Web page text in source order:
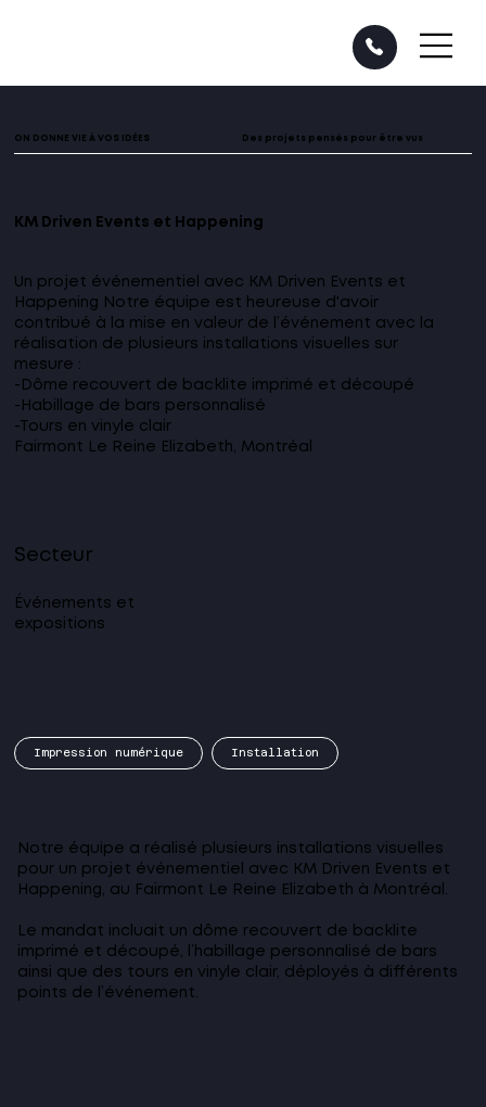
ON DONNE VIE À VOS IDÉES Des projets pensés pour être vus
KM Driven Events et Happening
Un projet événementiel avec KM Driven Events et
Happening Notre équipe est heureuse d'avoir
contribué à la mise en valeur de l’événement avec la
réalisation de plusieurs installations visuelles sur
mesure :
-Dôme recouvert de backlite imprimé et découpé
-Habillage de bars personnalisé
-Tours en vinyle clair
Fairmont Le Reine Elizabeth, Montréal
Secteur
Événements et
expositions
Impression numérique Installation
Notre équipe a réalisé plusieurs installations visuelles
pour un projet événementiel avec KM Driven Events et
Happening, au Fairmont Le Reine Elizabeth à Montréal.
Le mandat incluait un dôme recouvert de backlite
imprimé et découpé, l’habillage personnalisé de bars
ainsi que des tours en vinyle clair, déployés à différents
points de l’événement.